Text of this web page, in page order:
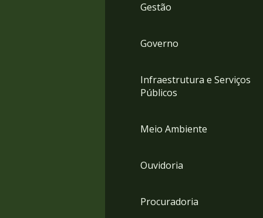
Gestão
Governo
Infraestrutura e Serviços
Públicos
Meio Ambiente
Ouvidoria
Procuradoria